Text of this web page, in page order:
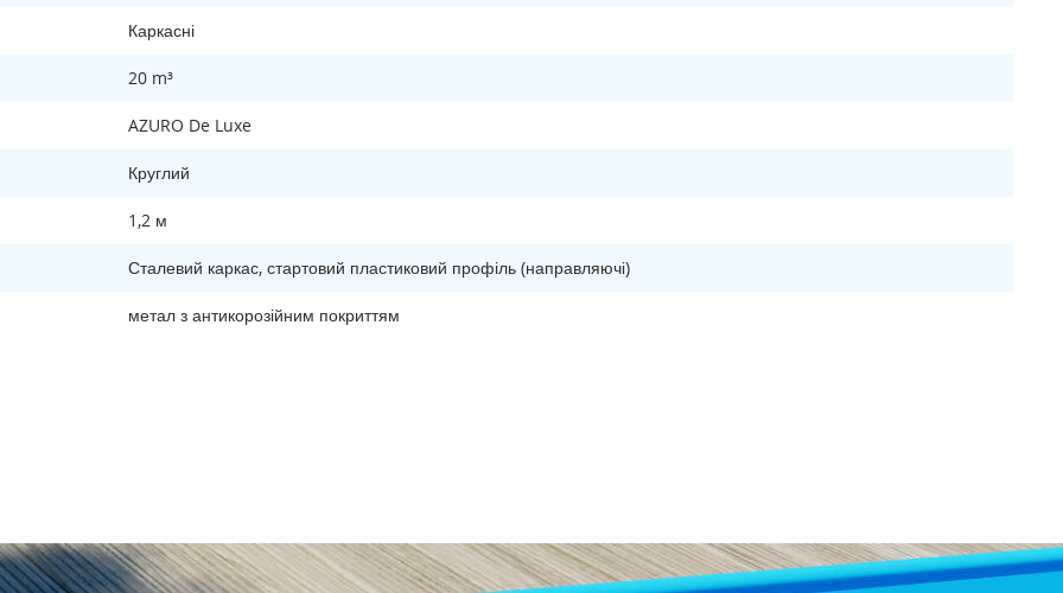
Каркасні
20 m³
AZURO De Luxe
Круглий
1,2 м
Сталевий каркас, стартовий пластиковий профіль (направляючі)
метал з антикорозійним покриттям